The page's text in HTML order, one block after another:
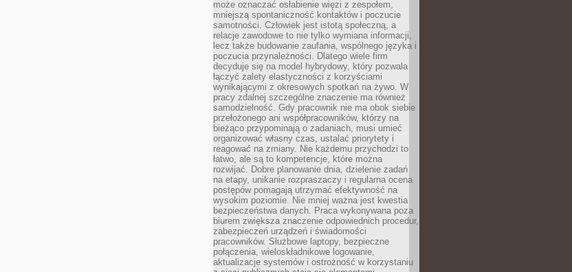
może oznaczać osłabienie więzi z zespołem,
mniejszą spontaniczność kontaktów i poczucie
samotności. Człowiek jest istotą społeczną, a
relacje zawodowe to nie tylko wymiana informacji,
lecz także budowanie zaufania, wspólnego języka i
poczucia przynależności. Dlatego wiele firm
decyduje się na model hybrydowy, który pozwala
łączyć zalety elastyczności z korzyściami
wynikającymi z okresowych spotkań na żywo. W
pracy zdalnej szczególne znaczenie ma również
samodzielność. Gdy pracownik nie ma obok siebie
przełożonego ani współpracowników, którzy na
bieżąco przypominają o zadaniach, musi umieć
organizować własny czas, ustalać priorytety i
reagować na zmiany. Nie każdemu przychodzi to
łatwo, ale są to kompetencje, które można
rozwijać. Dobre planowanie dnia, dzielenie zadań
na etapy, unikanie rozpraszaczy i regularna ocena
postępów pomagają utrzymać efektywność na
wysokim poziomie. Nie mniej ważna jest kwestia
bezpieczeństwa danych. Praca wykonywana poza
biurem zwiększa znaczenie odpowiednich procedur,
zabezpieczeń urządzeń i świadomości
pracowników. Służbowe laptopy, bezpieczne
połączenia, wieloskładnikowe logowanie,
aktualizacje systemów i ostrożność w korzystaniu